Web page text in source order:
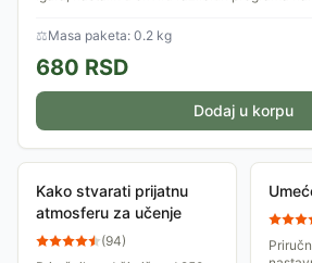
⚖Masa paketa: 0.2 kg
680 RSD
Dodaj u korpu
Kako stvarati prijatnu
atmosferu za učenje
(94)